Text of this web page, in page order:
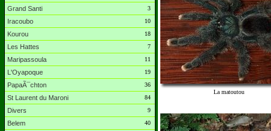
Grand Santi 3
Iracoubo 10
Kourou 18
Les Hattes 7
Maripassoula 11
L'Oyapoque 19
PapaÃ¯chton 36
St Laurent du Maroni 84
Divers 9
Belem 40
La matoutou